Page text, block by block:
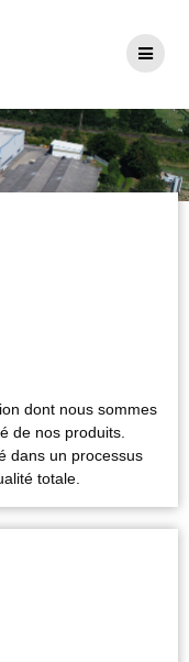
dont nous sommes
de nos produits.
dans un processus
totale.